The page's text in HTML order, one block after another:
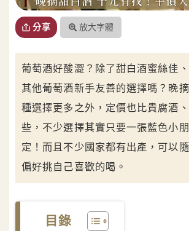
分享 放大字體
葡萄酒好酸澀？除了甜白酒蜜絲佳
其他葡萄酒新手友善的選擇嗎？晚
種選擇更多之外，定價也比貴腐酒
些，不少選擇其實只要一張藍色小
定！而且不少國家都有出產，可以
偏好挑自己喜歡的喝。
目錄